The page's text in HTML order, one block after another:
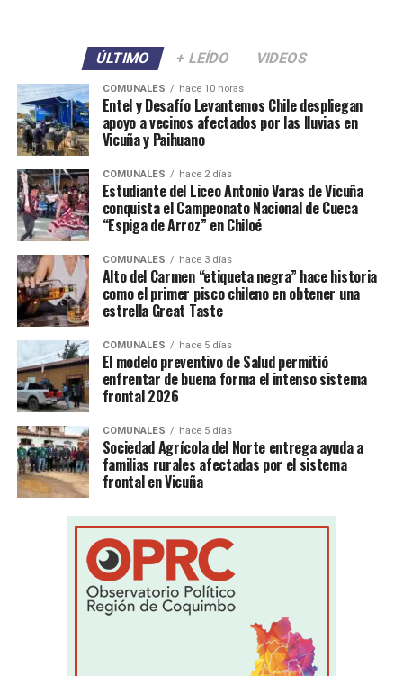
ÚLTIMO + LEÍDO VIDEOS
COMUNALES hace 10 horas
Entel y Desafío Levantemos Chile despliegan
apoyo a vecinos afectados por las lluvias en
Vicuña y Paihuano
COMUNALES hace 2 días
Estudiante del Liceo Antonio Varas de Vicuña
conquista el Campeonato Nacional de Cueca
“Espiga de Arroz” en Chiloé
COMUNALES hace 3 días
Alto del Carmen “etiqueta negra” hace historia
como el primer pisco chileno en obtener una
estrella Great Taste
COMUNALES hace 5 días
El modelo preventivo de Salud permitió
enfrentar de buena forma el intenso sistema
frontal 2026
COMUNALES hace 5 días
Sociedad Agrícola del Norte entrega ayuda a
familias rurales afectadas por el sistema
frontal en Vicuña